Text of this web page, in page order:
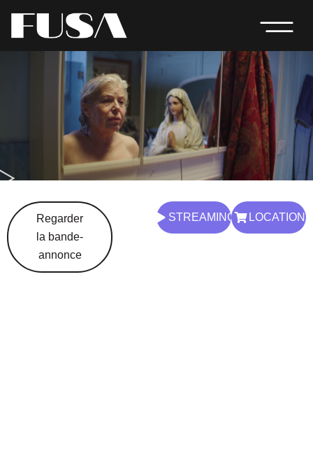
Regarder
la bande-
annonce
STREAMING LOCATION